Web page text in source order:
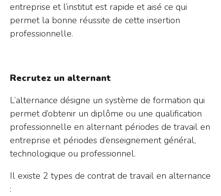
entreprise et l’institut est rapide et aisé ce qui
permet la bonne réussite de cette insertion
professionnelle.
Recrutez un alternant
L’alternance désigne un système de formation qui
permet d’obtenir un diplôme ou une qualification
professionnelle en alternant périodes de travail en
entreprise et périodes d’enseignement général,
technologique ou professionnel.
Il existe 2 types de contrat de travail en alternance
: